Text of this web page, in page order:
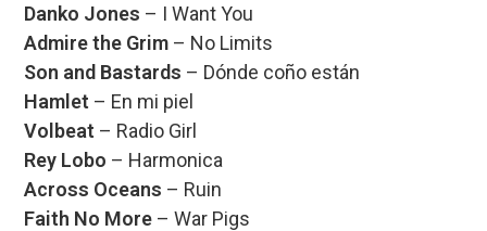
Danko Jones – I Want You
Admire the Grim – No Limits
Son and Bastards – Dónde coño están
Hamlet – En mi piel
Volbeat – Radio Girl
Rey Lobo – Harmonica
Across Oceans – Ruin
Faith No More – War Pigs